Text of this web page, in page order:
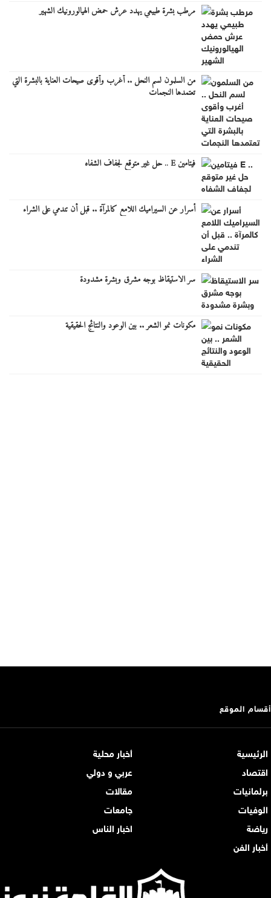
مرطب بشرة طبيعي يهدد عرش حمض الهيالورونيك الشهير
من السلمون لسم النحل .. أغرب وأقوى صيحات العناية بالبشرة التي
تعتمدها النجمات
فيتامين E .. حل غير متوقع لجفاف الشفاه
أسرار عن السيراميك اللامع كالمرآة .. قبل أن تندمي على الشراء
سر الاستيقاظ بوجه مشرق وبشرة مشدودة
مكونات نمو الشعر .. بين الوعود والنتائج الحقيقية
أقسام الموقع
الرئيسية
أخبار محلية
اقتصاد
عربي و دولي
برلمانيات
مقالات
الوفيات
جامعات
رياضة
اخبار الناس
أخبار الفن